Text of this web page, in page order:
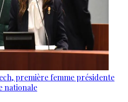
première femme présidente
nationale